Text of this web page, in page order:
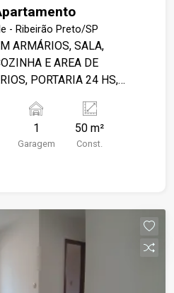
- Ribeirão Preto/SP
ARMÁRIOS, SALA,
E AREA DE
1
Garagem
50 m²
Const.